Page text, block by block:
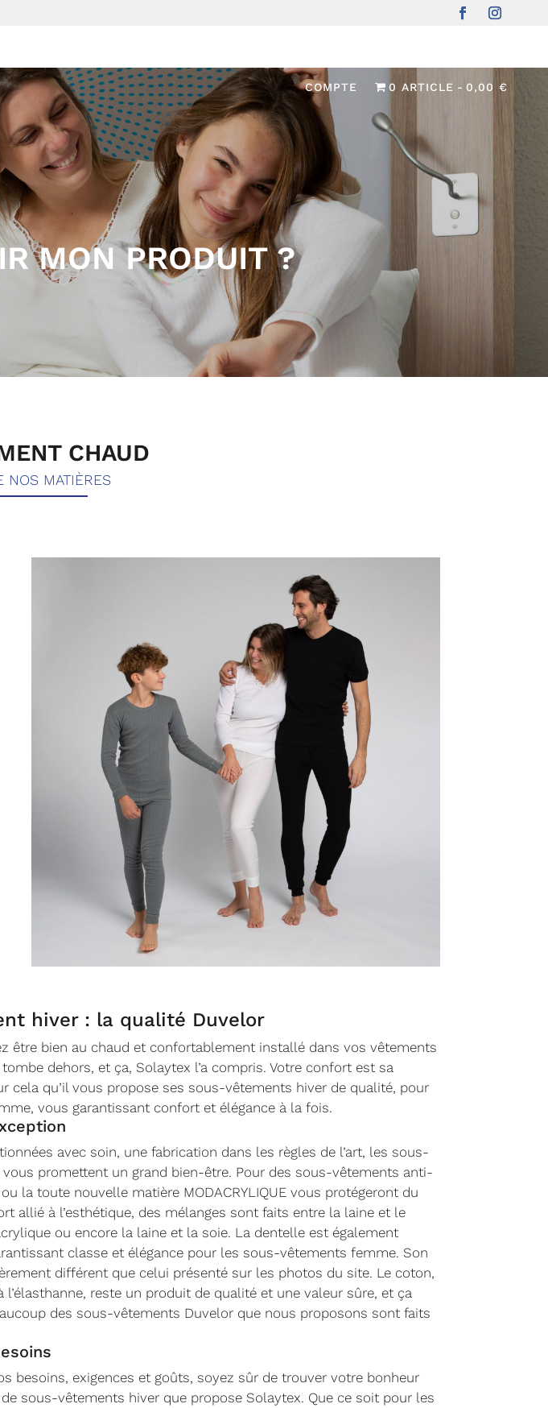
COMPTE 0 ARTICLE 0,00 €
MON PRODUIT ?
CHAUD
NOS MATIÈRES
hiver : la qualité Duvelor
être bien au chaud et confortablement installé dans vos vêtements
dehors, et ça, Solaytex l’a compris. Votre confort est sa
cela qu’il vous propose ses sous-vêtements hiver de qualité, pour
vous garantissant confort et élégance à la fois.
avec soin, une fabrication dans les règles de l’art, les sous-
promettent un grand bien-être. Pour des sous-vêtements anti-
la toute nouvelle matière MODACRYLIQUE vous protégeront du
allié à l’esthétique, des mélanges sont faits entre la laine et le
ou encore la laine et la soie. La dentelle est également
classe et élégance pour les sous-vêtements femme. Son
différent que celui présenté sur les photos du site. Le coton,
l’élasthanne, reste un produit de qualité et une valeur sûre, et ça
des sous-vêtements Duvelor que nous proposons sont faits
besoins, exigences et goûts, soyez sûr de trouver votre bonheur
sous-vêtements hiver que propose Solaytex. Que ce soit pour les